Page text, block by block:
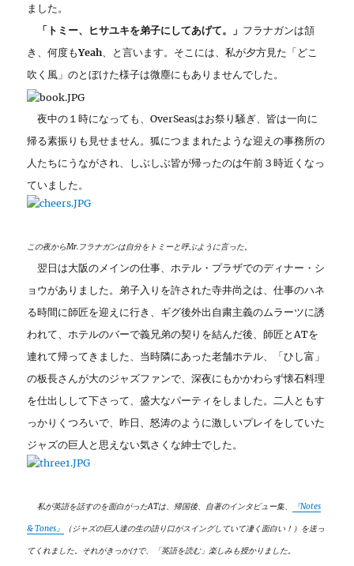
ました。
「トミー、ヒサユキを弟子にしてあげて。」 フラナガンは頷
き、何度もYeah、と言います。そこには、私が夕方見た「どこ
吹く風」のとぼけた様子は微塵にもありませんでした。
夜中の１時になっても、OverSeasはお祭り騒ぎ、皆は一向に
帰る素振りも見せません。狐につままれたような迎えの事務所の
人たちにうながされ、しぶしぶ皆が帰ったのは午前３時近くなっ
ていました。
この夜からMr.フラナガンは自分をトミーと呼ぶように言った。
翌日は大阪のメインの仕事、ホテル・プラザでのディナー・シ
ョウがありました。弟子入りを許された寺井尚之は、仕事のハネ
る時間に師匠を迎えに行き、ギグ後外出自粛主義のムラーツに誘
われて、ホテルのバーで義兄弟の契りを結んだ後、師匠とATを
連れて帰ってきました、当時隣にあった老舗ホテル、「ひし富」
の板長さんが大のジャズファンで、深夜にもかかわらず懐石料理
を仕出しして下さって、盛大なパーティをしました。二人ともす
っかりくつろいで、昨日、怒涛のように激しいプレイをしていた
ジャズの巨人と思えない気さくな紳士でした。
私が英語を話すのを面白がったATは、帰国後、自著のインタビュー集、 『Notes
& Tones』 （ジャズの巨人達の生の語り口がスイングしていて凄く面白い！）を送っ
てくれました。それがきっかけで、「英語を読む」楽しみも授かりました。